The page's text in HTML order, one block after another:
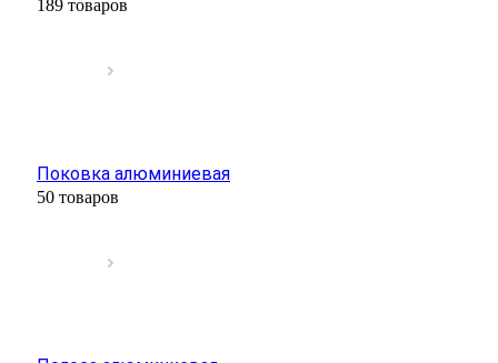
189 товаров
Поковка алюминиевая
50 товаров